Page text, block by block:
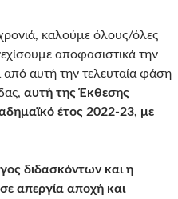
καλούμε όλους/όλες
αποφασιστικά την
αυτή την τελευταία φάση
αυτή της Έκθεσης
έτος 2022-23, με
διδασκόντων και η
απεργία αποχή και